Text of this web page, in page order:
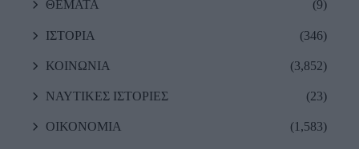
ΘΕΜΑΤΑ (9)
ΙΣΤΟΡΙΑ (346)
ΚΟΙΝΩΝΙΑ (3,852)
ΝΑΥΤΙΚΕΣ ΙΣΤΟΡΙΕΣ (23)
ΟΙΚΟΝΟΜΙΑ (1,583)